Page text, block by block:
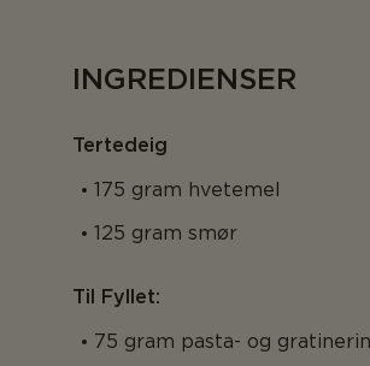
INGREDIENSER
Tertedeig
175 gram hvetemel
125 gram smør
Til Fyllet:
75 gram pasta- og